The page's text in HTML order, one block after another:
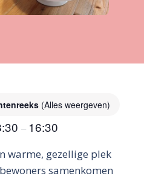
(Alles weergeven)
– 16:30
warme, gezellige plek
samenkomen